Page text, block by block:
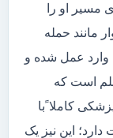
مسیر او را
مانند حمله
وارد عمل شده و
است که
کاملا ًبا
این نیز یک